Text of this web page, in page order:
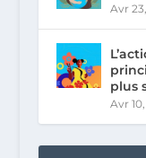
Avr
plus
Avr